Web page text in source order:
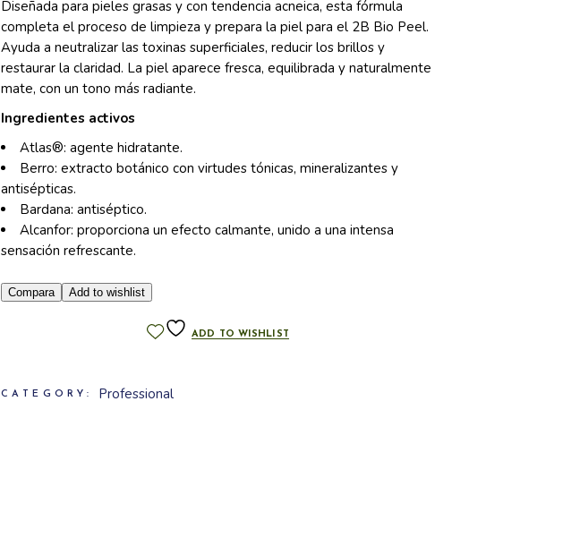
Diseñada para pieles grasas y con tendencia acneica, esta fórmula
completa el proceso de limpieza y prepara la piel para el 2B Bio Peel.
Ayuda a neutralizar las toxinas superficiales, reducir los brillos y
restaurar la claridad. La piel aparece fresca, equilibrada y naturalmente
mate, con un tono más radiante.
Ingredientes activos
Atlas®: agente hidratante.
Berro: extracto botánico con virtudes tónicas, mineralizantes y
antisépticas.
Bardana: antiséptico.
Alcanfor: proporciona un efecto calmante, unido a una intensa
sensación refrescante.
Compara Add to wishlist
ADD TO WISHLIST
CATEGORY: Professional